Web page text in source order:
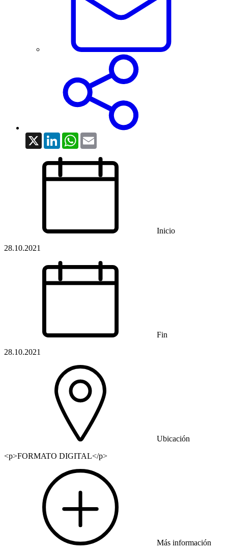
X LinkedInWhatsApp
Inicio
28.10.2021
Fin
28.10.2021
Ubicación
<p>FORMATO DIGITAL</p>
Más información